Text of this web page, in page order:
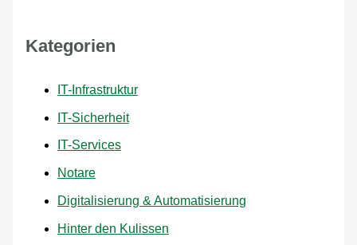
Kategorien
IT-Infrastruktur
IT-Sicherheit
IT-Services
Notare
Digitalisierung & Automatisierung
Hinter den Kulissen